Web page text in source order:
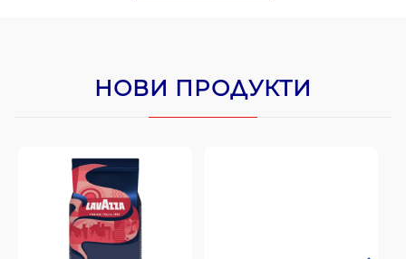
НОВИ ПРОДУКТИ